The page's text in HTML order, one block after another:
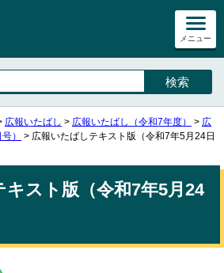
メニュー
広報いたばし > 広報いたばし（令和7年度） > 広
）
> 広報いたばしテキスト版（令和7年5月24日
スト版（令和7年5月24